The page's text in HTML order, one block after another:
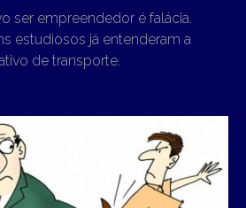
ser empreendedor é falácia.
estudiosos já entenderam a
de transporte.